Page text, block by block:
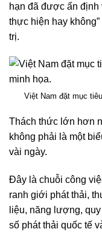
hạn đã được ấn định
thực hiện hay
trị.
Việt Nam đặt mục
Thách thức lớn hơn
không phải là một
vài ngày.
Đây là chuỗi công
ranh giới phát thải,
liệu, năng lượng,
số phát thải quốc tế